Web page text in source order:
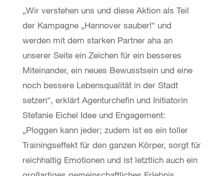
„Wir verstehen uns und diese Aktion als Teil
der Kampagne „Hannover sauber!“ und
werden mit dem starken Partner aha an
unserer Seite ein Zeichen für ein besseres
Miteinander, ein neues Bewusstsein und eine
noch bessere Lebensqualität in der Stadt
setzen“, erklärt Agenturchefin und Initiatorin
Stefanie Eichel Idee und Engagement:
„Ploggen kann jeder; zudem ist es ein toller
Trainingseffekt für den ganzen Körper, sorgt für
reichhaltig Emotionen und ist letztlich auch ein